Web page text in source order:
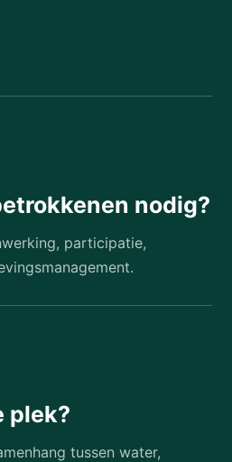
nodig?
participatie,
plek?
tussen water,